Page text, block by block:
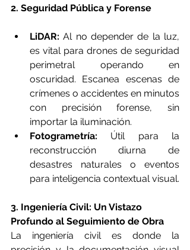
2. Seguridad Pública y Forense
LiDAR: Al no depender de la luz,
es vital para drones de seguridad
perimetral operando en
oscuridad. Escanea escenas de
crímenes o accidentes en minutos
con precisión forense, sin
importar la iluminación.
Fotogrametría: Útil para la
reconstrucción diurna de
desastres naturales o eventos
para inteligencia contextual visual.
3. Ingeniería Civil: Un Vistazo
Profundo al Seguimiento de Obra
La ingeniería civil es donde la